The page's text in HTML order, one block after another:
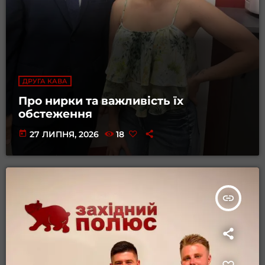
ДРУГА КАВА
Про нирки та важливість їх
обстеження
today 27 ЛИПНЯ, 2026 18
insert_link